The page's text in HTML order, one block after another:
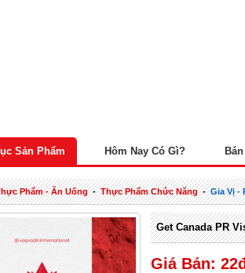
Sản Phẩm Hôm Nay Có Gì?
Phẩm - Ăn Uống-Thực Phẩm Chức Năng-Gia Vị -
Get Canada PR
Giá Bán: